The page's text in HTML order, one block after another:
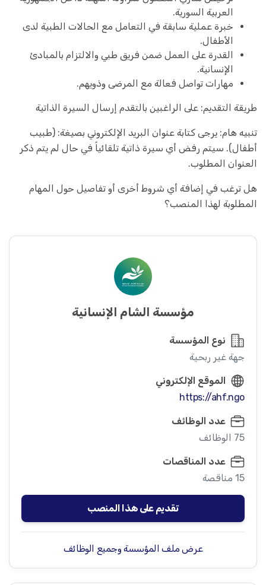
العربية السورية.
خبرة عملية سابقة في التعامل مع الحالات الطبية لدى
الأطفال.
القدرة على العمل ضمن فريق طبي والالتزام بالمبادئ
الإنسانية.
مهارات تواصل فعالة مع المرضى وذويهم.
طريقة التقديم: على الراغبين بالتقدم إرسال السيرة الذاتية
تنبيه هام: يرجى كتابة عنوان البريد الإلكتروني بصيغة: (طبيب
أطفال). سيتم رفض أي سيرة ذاتية تلقائياً في حال لم يتم ذكر
العنوان المطلوب.
هل ترغب في إضافة أي شروط أخرى أو تفاصيل حول المهام
المطلوبة لهذا المنصب؟
مؤسسة الشام الإنسانية
نوع المؤسسة
جهة غير ربحية
الموقع الإلكتروني
https://ahf.ngo
عدد الوظائف
75 الوظائف
عدد المناقصات
15 مناقصة
تقديم على هذا المنصب
عرض ملف المؤسسة وجميع الوظائف